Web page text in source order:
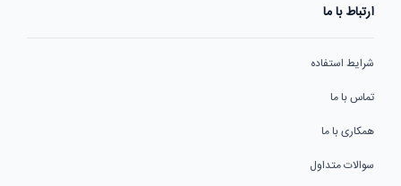
ارتباط با ما
شرایط استفاده
تماس با ما
همکاری با ما
سوالات متداول